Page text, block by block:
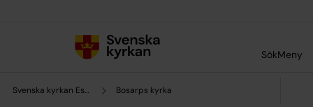
SökMeny
Svenska kyrkan Eslöv Bosarps kyrka